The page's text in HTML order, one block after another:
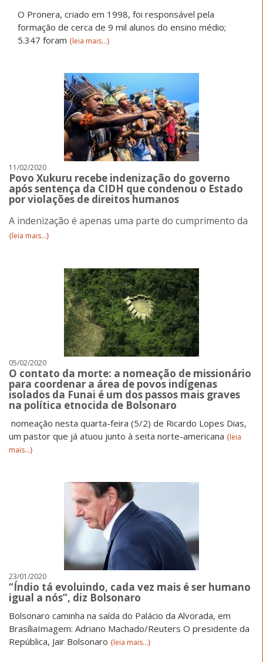
O Pronera, criado em 1998, foi responsável pela
formação de cerca de 9 mil alunos do ensino médio;
5.347 foram {leia mais...}
11/02/2020
Povo Xukuru recebe indenização do governo
após sentença da CIDH que condenou o Estado
por violações de direitos humanos
A indenização é apenas uma parte do cumprimento da
{leia mais...}
05/02/2020
O contato da morte: a nomeação de missionário
para coordenar a área de povos indígenas
isolados da Funai é um dos passos mais graves
na política etnocida de Bolsonaro
nomeação nesta quarta-feira (5/2) de Ricardo Lopes Dias,
um pastor que já atuou junto à seita norte-americana {leia
mais...}
23/01/2020
“Índio tá evoluindo, cada vez mais é ser humano
igual a nós”, diz Bolsonaro
Bolsonaro caminha na saída do Palácio da Alvorada, em
BrasíliaImagem: Adriano Machado/Reuters O presidente da
República, Jair Bolsonaro {leia mais...}